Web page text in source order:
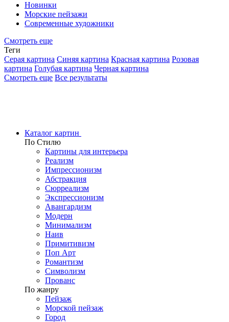
Новинки
Морские пейзажи
Современные художники
Смотреть еще
Теги
Серая картина Синяя картина Красная картина Розовая
картина Голубая картина Черная картина
Смотреть еще Все результаты
Каталог картин
По Стилю
Картины для интерьера
Реализм
Импрессионизм
Абстракция
Сюрреализм
Экспрессионизм
Авангардизм
Модерн
Минимализм
Наив
Примитивизм
Поп Арт
Романтизм
Символизм
Прованс
По жанру
Пейзаж
Морской пейзаж
Город